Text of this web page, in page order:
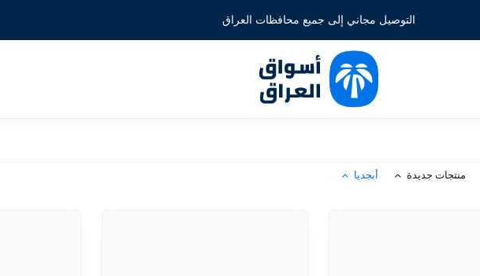
التوصيل مجاني إلى جميع محافظات العراق
منتجات جديدة أبجديا